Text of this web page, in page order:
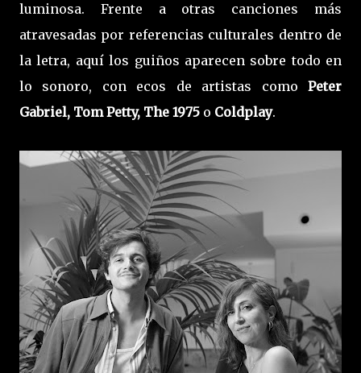
luminosa. Frente a otras canciones más
atravesadas por referencias culturales dentro de
la letra, aquí los guiños aparecen sobre todo en
lo sonoro, con ecos de artistas como Peter
Gabriel, Tom Petty, The 1975 o Coldplay.